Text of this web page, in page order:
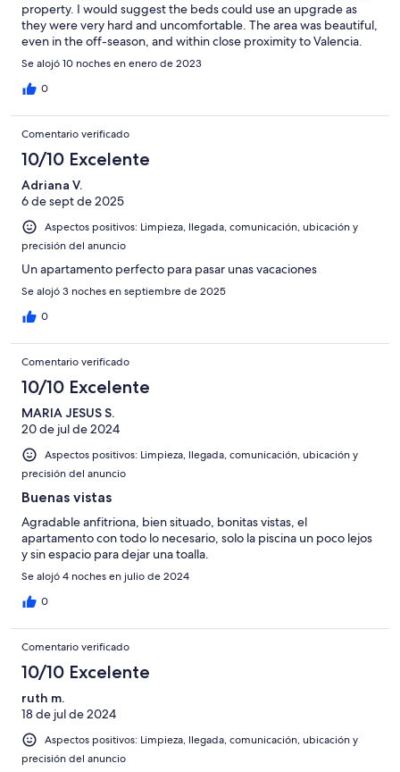
property. I would suggest the beds could use an upgrade as
they were very hard and uncomfortable. The area was beautiful,
even in the off-season, and within close proximity to Valencia.
The host was responsive and tried to help where possible.
Plumbing problems, one fixed next day, the other, hopefully
fixed after our stay because it required a plumber.
Se alojó 10 noches en enero de 2023
0
Comentario verificado
10/10 Excelente
Adriana V.
6 de sept de 2025
Aspectos positivos: Limpieza, llegada, comunicación, ubicación y
precisión del anuncio
Un apartamento perfecto para pasar unas vacaciones
Se alojó 3 noches en septiembre de 2025
0
Comentario verificado
10/10 Excelente
MARIA JESUS S.
20 de jul de 2024
Aspectos positivos: Limpieza, llegada, comunicación, ubicación y
precisión del anuncio
Buenas vistas
Agradable anfitriona, bien situado, bonitas vistas, el
apartamento con todo lo necesario, solo la piscina un poco lejos
y sin espacio para dejar una toalla.
Se alojó 4 noches en julio de 2024
0
Comentario verificado
10/10 Excelente
ruth m.
18 de jul de 2024
Aspectos positivos: Limpieza, llegada, comunicación, ubicación y
precisión del anuncio